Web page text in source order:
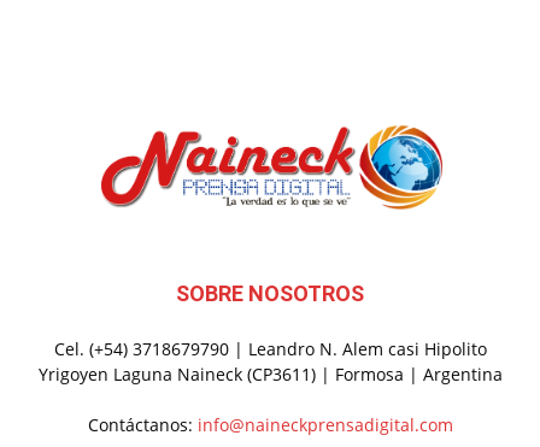
SOBRE NOSOTROS
Cel. (+54) 3718679790 | Leandro N. Alem casi Hipolito
Yrigoyen Laguna Naineck (CP3611) | Formosa | Argentina
Contáctanos: info@naineckprensadigital.com